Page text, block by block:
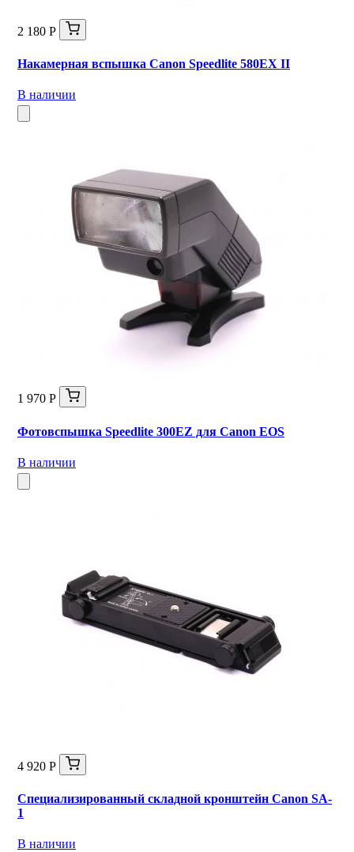
2 180 Р
Накамерная вспышка Canon Speedlite 580EX II
В наличии
1 970 Р
Фотовспышка Speedlite 300EZ для Canon EOS
В наличии
4 920 Р
Специализированный складной кронштейн Canon SA-
1
В наличии